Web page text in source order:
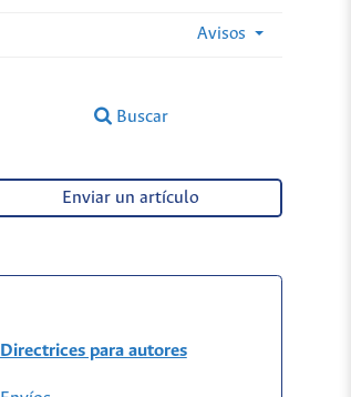
Avisos
Buscar
Enviar un artículo
Directrices para autores